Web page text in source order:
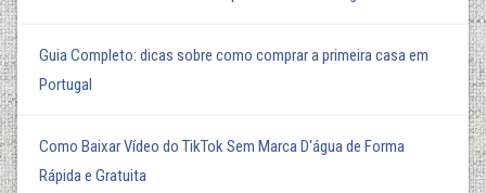
Guia Completo: dicas sobre como comprar a primeira casa em
Portugal
Como Baixar Vídeo do TikTok Sem Marca D'água de Forma
Rápida e Gratuita